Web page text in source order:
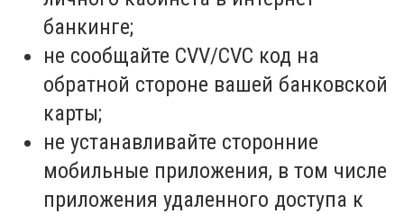
банкинге;
не сообщайте CVV/CVC код на
обратной стороне вашей банковской
карты;
не устанавливайте сторонние
мобильные приложения, в том числе
приложения удаленного доступа к